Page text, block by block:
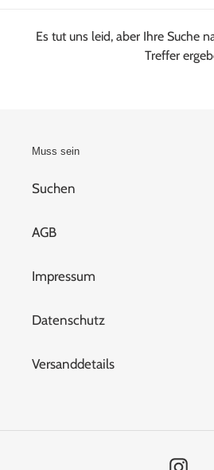
r
Es tut uns leid, aber Ihre Suche
Treffer
Muss sein
Suchen
AGB
Impressum
Datenschutz
Versanddetails